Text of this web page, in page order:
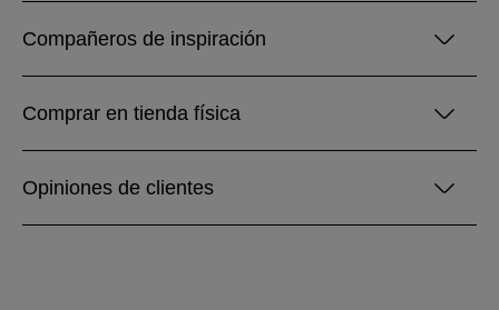
Compañeros de inspiración
Comprar en tienda física
Opiniones de clientes